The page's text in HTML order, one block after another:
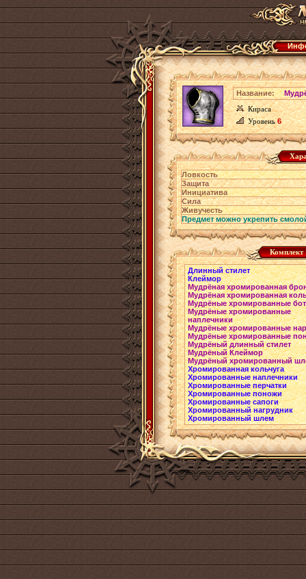
Название:
Кираса
Уровень6
Ловкость
Защита
Инициатива
Сила
Живучесть
Предмет можно укрепить
Комплект
Длинный стилет
Клеймор
Мудрёная хромированная
Мудрёная хромированная
Мудрёные хромированные
Мудрёные хромированные
наплечники
Мудрёные хромированные
Мудрёные хромированные
Мудрёный длинный стилет
Мудрёный Клеймор
Мудрёный хромированный
Хромированная кольчуга
Хромированные наплечники
Хромированные перчатки
Хромированные поножи
Хромированные сапоги
Хромированный нагрудник
Хромированный шлем